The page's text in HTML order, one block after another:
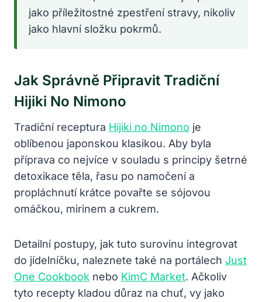
jako příležitostné zpestření stravy, nikoliv
jako hlavní složku pokrmů.
Jak Správně Připravit Tradiční
Hijiki No Nimono
Tradiční receptura Hijiki no Nimono je
oblíbenou japonskou klasikou. Aby byla
příprava co nejvíce v souladu s principy šetrné
detoxikace těla, řasu po namočení a
propláchnutí krátce povařte se sójovou
omáčkou, mirinem a cukrem.
Detailní postupy, jak tuto surovinu integrovat
do jídelníčku, naleznete také na portálech Just
One Cookbook nebo KimC Market. Ačkoliv
tyto recepty kladou důraz na chuť, vy jako